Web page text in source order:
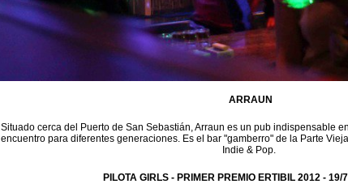
ARRAUN
Situado cerca del Puerto de San Sebastián, Arraun es un pub indispensable
encuentro para diferentes generaciones. Es el bar "gamberro" de la Parte
Indie & Pop.
PILOTA GIRLS - PRIMER PREMIO ERTIBIL 2012 - 19/